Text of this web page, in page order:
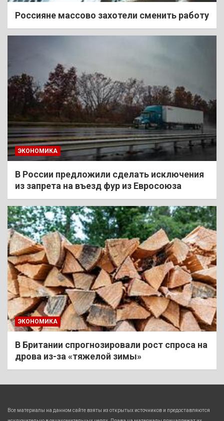
Россияне массово захотели сменить работу
ЭКОНОМИКА
В России предложили сделать исключения
из запрета на въезд фур из Евросоюза
ЭКОНОМИКА
В Британии спрогнозировали рост спроса на
дрова из-за «тяжелой зимы»
Все материалы на данном сайте взяты из открытых источников и предоставляются